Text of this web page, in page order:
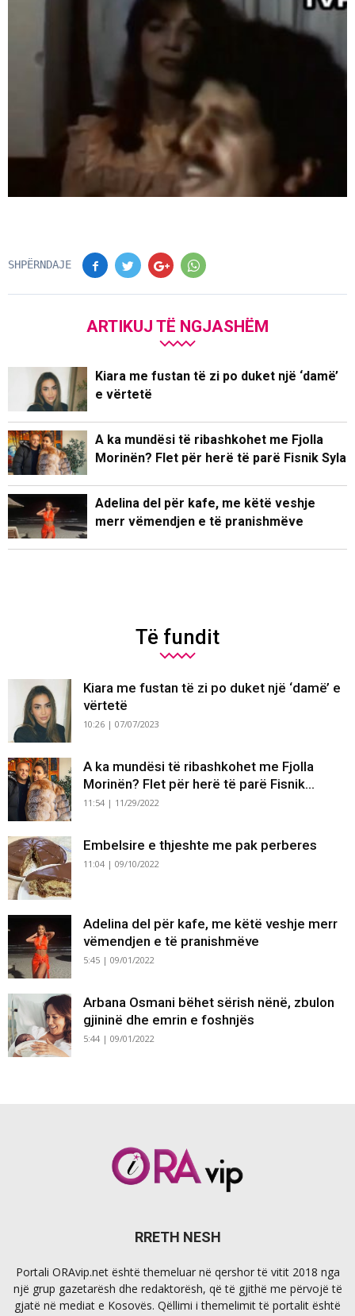
SHPËRNDAJE
ARTIKUJ TË NGJASHËM
Kiara me fustan të zi po duket një ‘damë’
e vërtetë
A ka mundësi të ribashkohet me Fjolla
Morinën? Flet për herë të parë Fisnik Syla
Adelina del për kafe, me këtë veshje
merr vëmendjen e të pranishmëve
Të fundit
Kiara me fustan të zi po duket një ‘damë’ e
vërtetë
10:26 | 07/07/2023
A ka mundësi të ribashkohet me Fjolla
Morinën? Flet për herë të parë Fisnik...
11:54 | 11/29/2022
Embelsire e thjeshte me pak perberes
11:04 | 09/10/2022
Adelina del për kafe, me këtë veshje merr
vëmendjen e të pranishmëve
5:45 | 09/01/2022
Arbana Osmani bëhet sërish nënë, zbulon
gjininë dhe emrin e foshnjës
5:44 | 09/01/2022
RRETH NESH
Portali ORAvip.net është themeluar në qershor të vitit 2018 nga
një grup gazetarësh dhe redaktorësh, që të gjithë me përvojë të
gjatë në mediat e Kosovës. Qëllimi i themelimit të portalit është